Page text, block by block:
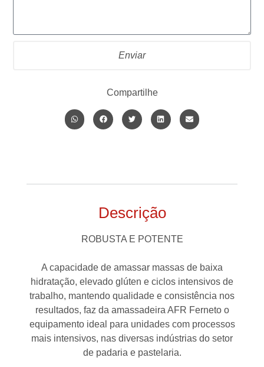
Enviar
Compartilhe
Descrição
ROBUSTA E POTENTE
A capacidade de amassar massas de baixa
hidratação, elevado glúten e ciclos intensivos de
trabalho, mantendo qualidade e consistência nos
resultados, faz da amassadeira AFR Ferneto o
equipamento ideal para unidades com processos
mais intensivos, nas diversas indústrias do setor
de padaria e pastelaria.